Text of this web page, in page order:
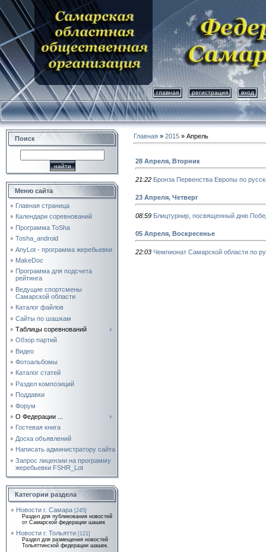
главная регистрация вход
Поиск
Меню сайта
Главная страница
Календари соревнований
Программа ToSha
Tosha_android
AnyLot - программа жеребьевки
MakeDoc
Программа для подсчета
рейтинга
Ведущие спортсмены
Самарской области
Каталог файлов
Сайты по шашкам
Таблицы соревнований
Обзор партий
Видео
Фотоальбомы
Каталог статей
Раздел композиций
Поддавки
Форум
О Федерации ...
Гостевая книга
Доска объявлений
Написать администратору сайта
Запрос лицензии на программу
жеребьевки FSHR_Lot
Категории раздела
Новости г. Самара [245]
Раздел для публикования новостей
от Самарской федерации шашек
Новости г. Тольятти [121]
Раздел для размещения новостей
Тольяттинской федерации шашек.
Главная » 2015 » Апрель
28 Апреля, Вторник
21:22 Бронза Первенства Европы по
23 Апреля, Четверг
08:59 Блицтурнир, посвященный дню
05 Апреля, Воскресенье
22:03 Чемпионат Самарской области по